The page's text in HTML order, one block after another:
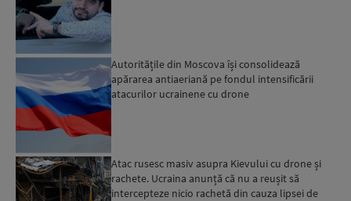
Autoritățile din Moscova își consolidează
apărarea antiaeriană pe fondul intensificării
atacurilor ucrainene cu drone
Atac rusesc masiv asupra Kievului cu drone și
rachete. Ucraina anunță că nu a reușit să
intercepteze nicio rachetă din cauza lipsei de